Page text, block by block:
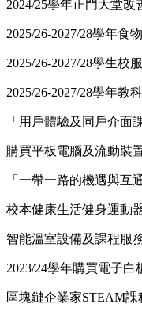
2024/25學年正門大堂改
2025/26-2027/28學年食
2025/26-2027/28學生校
2025/26-2027/28學年教
「用戶體驗及同戶介面
購買平板電腦及流動裝
「一帶一路的機遇與互
校本健康生活健身運動
智能溫室設備及課程服
2023/24學年購買電子
區塊鏈企業家STEAM課